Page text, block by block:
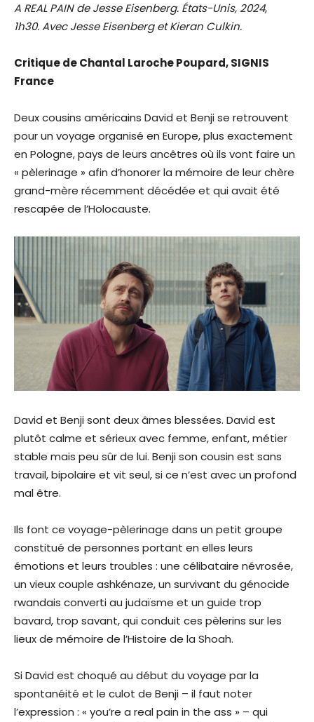
A REAL PAIN de Jesse Eisenberg. États-Unis, 2024,
1h30. Avec Jesse Eisenberg et Kieran Culkin.
Critique de Chantal Laroche Poupard, SIGNIS
France
Deux cousins américains David et Benji se retrouvent
pour un voyage organisé en Europe, plus exactement
en Pologne, pays de leurs ancêtres où ils vont faire un
« pèlerinage » afin d’honorer la mémoire de leur chère
grand-mère récemment décédée et qui avait été
rescapée de l’Holocauste.
David et Benji sont deux âmes blessées. David est
plutôt calme et sérieux avec femme, enfant, métier
stable mais peu sûr de lui. Benji son cousin est sans
travail, bipolaire et vit seul, si ce n’est avec un profond
mal être.
Ils font ce voyage-pèlerinage dans un petit groupe
constitué de personnes portant en elles leurs
émotions et leurs troubles : une célibataire névrosée,
un vieux couple ashkénaze, un survivant du génocide
rwandais converti au judaïsme et un guide trop
bavard, trop savant, qui conduit ces pèlerins sur les
lieux de mémoire de l’Histoire de la Shoah.
Si David est choqué au début du voyage par la
spontanéité et le culot de Benji – il faut noter
l’expression : « you’re a real pain in the ass » – qui